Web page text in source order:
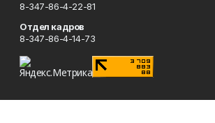
8-347-86-4-22-81
Отдел кадров
8-347-86-4-14-73